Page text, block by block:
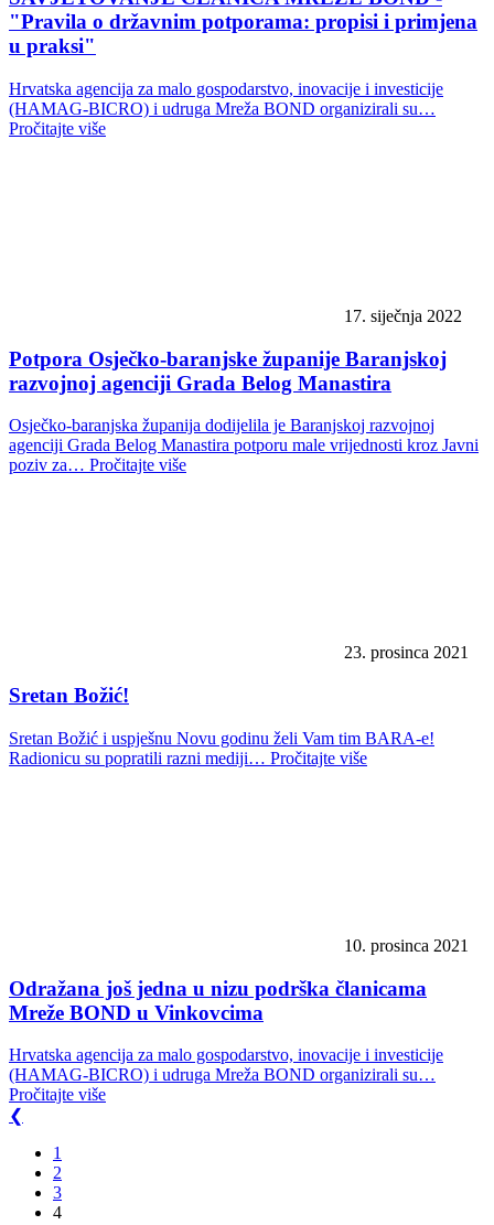
"Pravila o državnim potporama: propisi i primjena
u praksi"
Hrvatska agencija za malo gospodarstvo, inovacije i investicije
(HAMAG-BICRO) i udruga Mreža BOND organizirali su…
Pročitajte više
17. siječnja 2022
Potpora Osječko-baranjske županije Baranjskoj
razvojnoj agenciji Grada Belog Manastira
Osječko-baranjska županija dodijelila je Baranjskoj razvojnoj
agenciji Grada Belog Manastira potporu male vrijednosti kroz Javni
poziv za… Pročitajte više
23. prosinca 2021
Sretan Božić!
Sretan Božić i uspješnu Novu godinu želi Vam tim BARA-e!
Radionicu su popratili razni mediji… Pročitajte više
10. prosinca 2021
Odražana još jedna u nizu podrška članicama
Mreže BOND u Vinkovcima
Hrvatska agencija za malo gospodarstvo, inovacije i investicije
(HAMAG-BICRO) i udruga Mreža BOND organizirali su…
Pročitajte više
❮
1
2
3
4